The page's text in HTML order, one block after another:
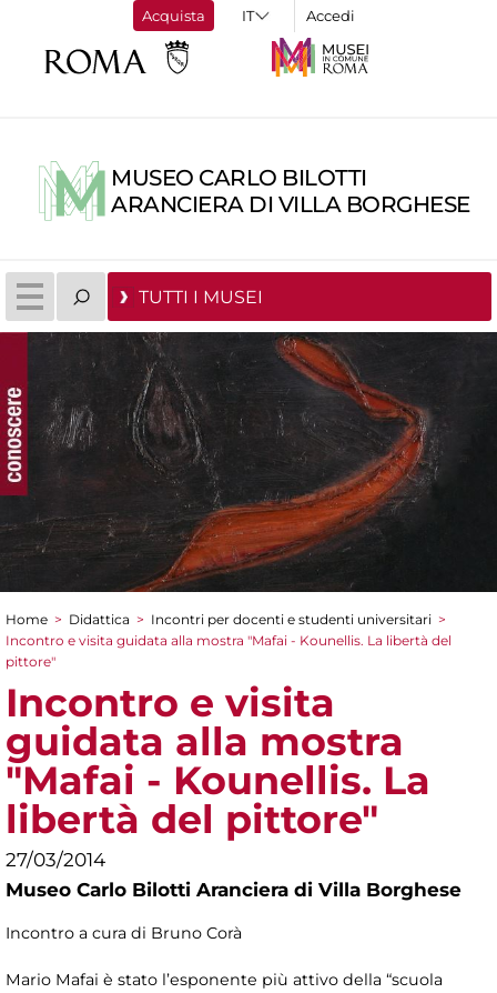
Acquista Accedi
MUSEO CARLO BILOTTI
ARANCIERA DI VILLA BORGHESE
TUTTI I MUSEI
Tu sei qui
Home > Didattica > Incontri per docenti e studenti universitari >
Incontro e visita guidata alla mostra "Mafai - Kounellis. La libertà del
pittore"
Incontro e visita
guidata alla mostra
"Mafai - Kounellis. La
libertà del pittore"
27/03/2014
Museo Carlo Bilotti Aranciera di Villa Borghese
Incontro a cura di Bruno Corà
Mario Mafai è stato l’esponente più attivo della “scuola